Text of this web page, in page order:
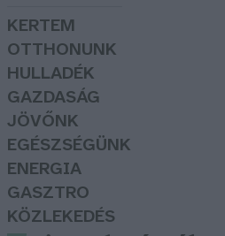
KERTEM
OTTHONUNK
HULLADÉK
GAZDASÁG
JÖVŐNK
EGÉSZSÉGÜNK
ENERGIA
GASZTRO
KÖZLEKEDÉS